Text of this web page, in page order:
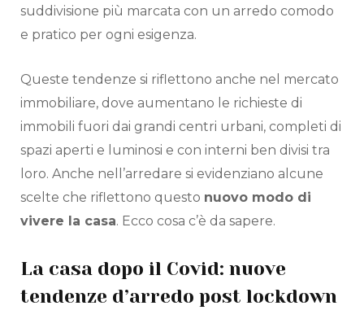
suddivisione più marcata con un arredo comodo
e pratico per ogni esigenza.
Queste tendenze si riflettono anche nel mercato
immobiliare, dove aumentano le richieste di
immobili fuori dai grandi centri urbani, completi di
spazi aperti e luminosi e con interni ben divisi tra
loro. Anche nell’arredare si evidenziano alcune
scelte che riflettono questo nuovo modo di
vivere la casa. Ecco cosa c’è da sapere.
La casa dopo il Covid: nuove
tendenze d’arredo post lockdown